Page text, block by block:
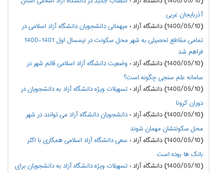
آذربایجان غربی
(1400/05/10) دانشگاه آزاد
:میهمانی دانشجویان دانشگاه آزاد اسلامی در
تمامی مقاطع تحصیلی به شهر محل سکونت در نیمسال اول 1401-1400
فراهم شد
(1400/05/10) دانشگاه آزاد
:وضعیت دانشگاه آزاد اسلامی قائم شهر در
سامانه علم سنجی چگونه است؟
(1400/05/10) دانشگاه آزاد
:تسهیلات ویژه دانشگاه آزاد به دانشجویان در
دوران کرونا
(1400/05/10) دانشگاه آزاد
:دانشجویان دانشگاه آزاد می توانند در شهر
محل سکونتشان مهمان شوند
(1400/05/10) دانشگاه آزاد
: سعی دانشگاه آزاد اسلامی همکاری با اکثر
بانک ها بوده است
(1400/05/10) دانشگاه آزاد
:تسهیلات ویژه دانشگاه آزاد به دانشجویان برای